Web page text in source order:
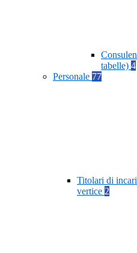
tabelle) 4
Personale 77
Titolari di
vertice 2